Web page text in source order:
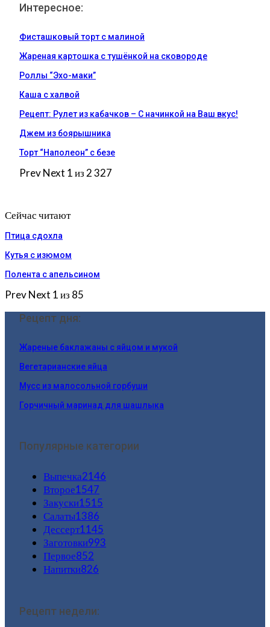
Интересное:
Фисташковый торт с малиной
Жареная картошка с тушёнкой на сковороде
Роллы “Эхо-маки”
Каша с халвой
Рецепт: Рулет из кабачков – С начинкой на Ваш вкус!
Джем из боярышника
Торт “Наполеон” с безе
PrevNext 1 из 2 327
Сейчас читают
Птица сдохла
Кутья с изюмом
Полента с апельсином
PrevNext 1 из 85
Рецепт дня:
Жареные баклажаны с яйцом и мукой
Вегетарианские яйца
Мусс из малосольной горбуши
Горчичный маринад для шашлыка
Популярные категории
Выпечка2146
Второе1547
Закуски1515
Салаты1386
Дессерт1145
Заготовки993
Первое852
Напитки826
Рецепт недели: